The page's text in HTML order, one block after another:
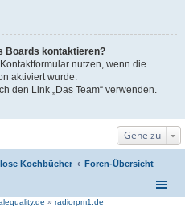
Boards kontaktieren?
nutzen, wenn die
aktiviert wurde.
den Link „Das Team“ verwenden.
Gehe zu
Kochbücher Foren-Übersicht
» radiorpm1.de